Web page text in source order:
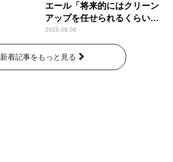
エール「将来的にはクリーン
アップを任せられるくらいま
では成長して」
2026.08.06
新着記事をもっと見る